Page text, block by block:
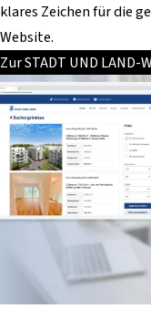
klares Zeichen für die
Website.
Zur STADT UND LAND-
Dieser Link führt zu